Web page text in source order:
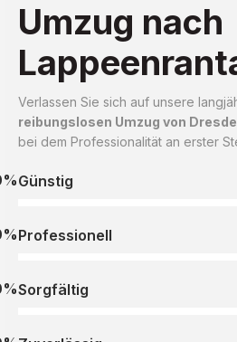
Umzug nach
Verlassen Sie sich auf unsere
reibungslosen Umzug von
bei dem Professionalität an erster
Günstig
Professionell
Sorgfältig